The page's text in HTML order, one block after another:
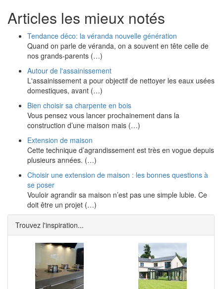
Articles les mieux notés
Tendance déco: la véranda nouvelle génération
Quand on parle de véranda, on a souvent en tête celle de
nos grands-parents (…)
Autour de l'assainissement
L'assainissement a pour objectif de nettoyer les eaux usées
domestiques, avant (…)
Bien choisir sa charpente en bois
Vous pensez vous lancer prochainement dans la
construction d’une maison mais (…)
Extension de maison
Cette technique d’agrandissement est très en vogue depuis
plusieurs années. (…)
Choisir une extension de maison : les bonnes questions à
se poser
Vouloir agrandir sa maison n’est pas une simple lubie. Ce
doit être un projet (…)
Trouvez l'inspiration...